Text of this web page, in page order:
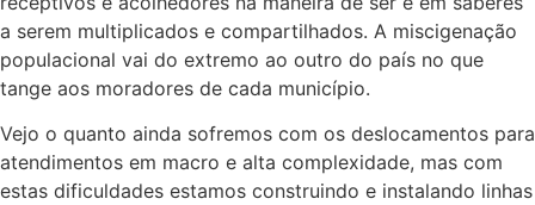
a serem multiplicados e compartilhados. A miscigenação
populacional vai do extremo ao outro do país no que
tange aos moradores de cada município.
Vejo o quanto ainda sofremos com os deslocamentos para
atendimentos em macro e alta complexidade, mas com
estas dificuldades estamos construindo e instalando linhas